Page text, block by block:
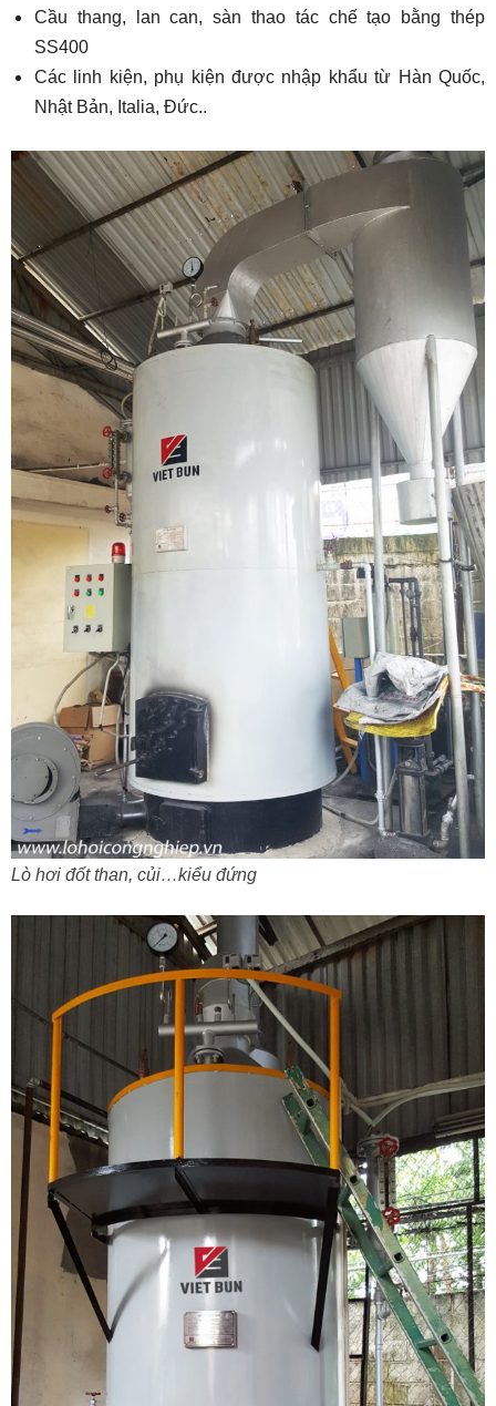
Cầu thang, lan can, sàn thao tác chế tạo bằng thép
SS400
Các linh kiện, phụ kiện được nhập khẩu từ Hàn Quốc,
Nhật Bản, Italia, Đức..
Lò hơi đốt than, củi…kiểu đứng